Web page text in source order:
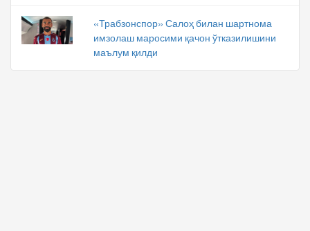
«Трабзонспор» Салоҳ билан шартнома
имзолаш маросими қачон ўтказилишини
маълум қилди